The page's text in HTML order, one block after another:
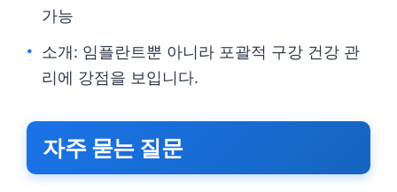
가능
소개: 임플란트뿐 아니라 포괄적 구강 건강 관
리에 강점을 보입니다.
자주 묻는 질문